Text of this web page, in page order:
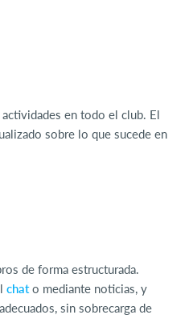
en todo el club. El
sobre lo que sucede en
de forma estructurada.
chato mediante noticias, y
sin sobrecarga de